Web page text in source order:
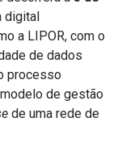
digital
a LIPOR, com o
de dados
processo
de gestão
de uma rede de